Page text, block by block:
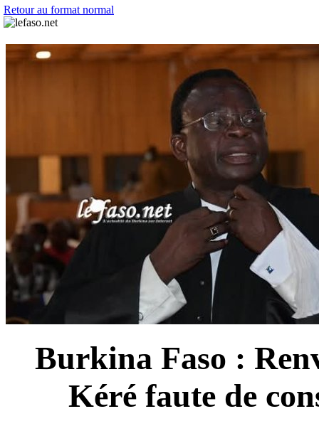
Retour au format normal
Burkina Faso :
Kéré faute de